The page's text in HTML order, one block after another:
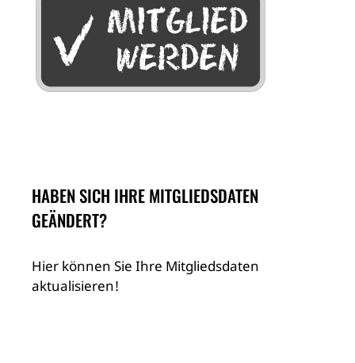
HABEN SICH IHRE MITGLIEDSDATEN
GEÄNDERT?
Hier können Sie Ihre Mitgliedsdaten
aktualisieren!